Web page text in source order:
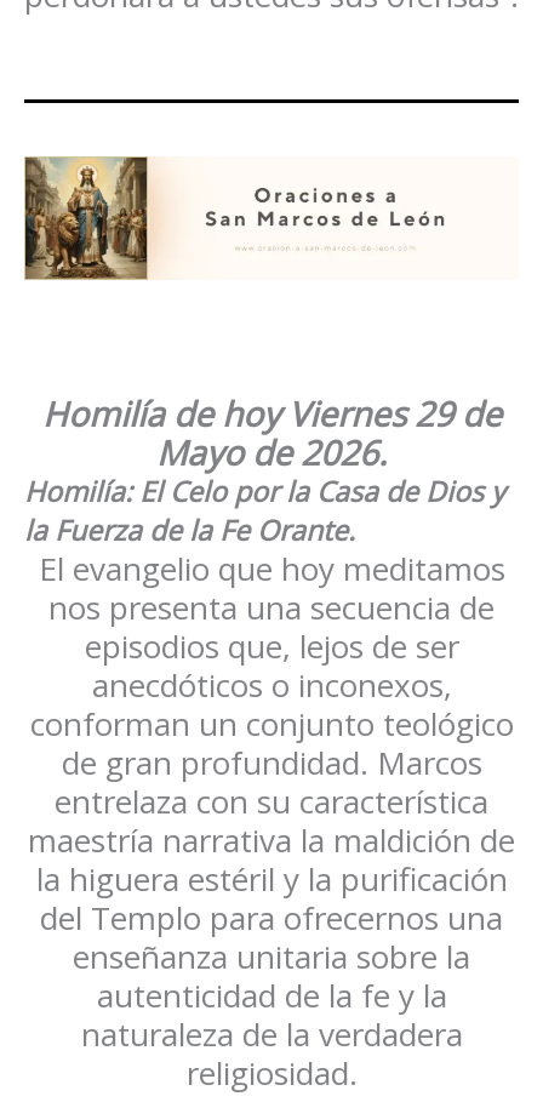
Homilía de hoyViernes29 de
Mayode 2026.
Homilía: El Celo por la Casa de Dios y
la Fuerza de la Fe Orante.
El evangelio que hoy meditamos
nos presenta una secuencia de
episodios que, lejos de ser
anecdóticos o inconexos,
conforman un conjunto teológico
de gran profundidad. Marcos
entrelaza con su característica
maestría narrativa la maldición de
la higuera estéril y la purificación
del Templo para ofrecernos una
enseñanza unitaria sobre la
autenticidad de la fe y la
naturaleza de la verdadera
religiosidad.